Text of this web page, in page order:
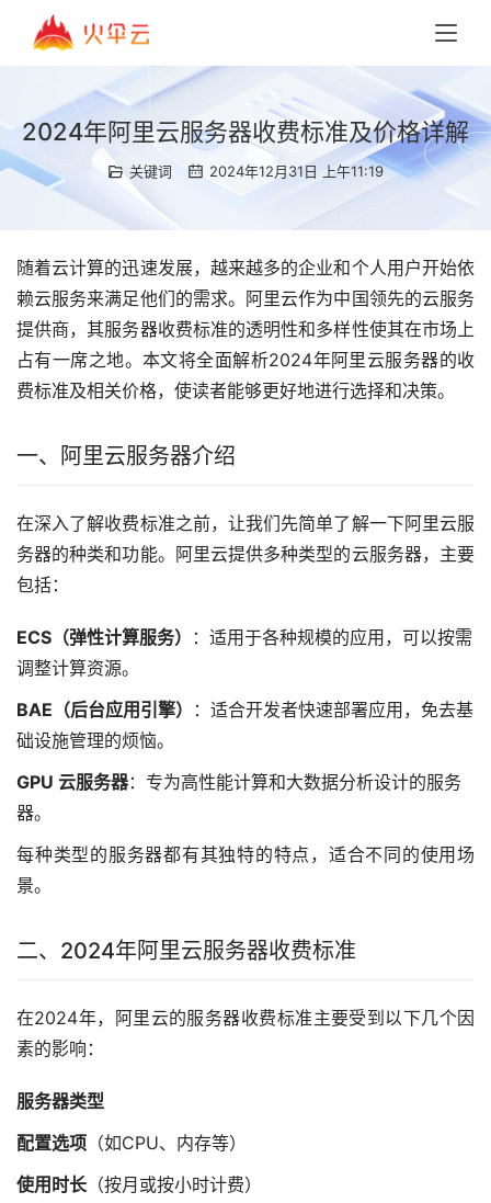
2024年阿里云服务器收费标准及价格详解
关键词 2024年12月31日 上午11:19
随着云计算的迅速发展，越来越多的企业和个人用户开始依
赖云服务来满足他们的需求。阿里云作为中国领先的云服务
提供商，其服务器收费标准的透明性和多样性使其在市场上
占有一席之地。本文将全面解析2024年阿里云服务器的收
费标准及相关价格，使读者能够更好地进行选择和决策。
一、阿里云服务器介绍
在深入了解收费标准之前，让我们先简单了解一下阿里云服
务器的种类和功能。阿里云提供多种类型的云服务器，主要
包括：
ECS（弹性计算服务）
：适用于各种规模的应用，可以按需
调整计算资源。
BAE（后台应用引擎）
：适合开发者快速部署应用，免去基
础设施管理的烦恼。
GPU 云服务器：专为高性能计算和大数据分析设计的服务
器。
每种类型的服务器都有其独特的特点，适合不同的使用场
景。
二、2024年阿里云服务器收费标准
在2024年，阿里云的服务器收费标准主要受到以下几个因
素的影响：
服务器类型
配置选项 （如CPU、内存等）
使用时长（按月或按小时计费）